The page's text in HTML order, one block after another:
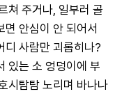
쳐 주거나, 일부러 골
면 안심이 안 되어서
디 사람만 괴롭히나?
있는 소 엉덩이에 부
시탐탐 노리며 바나나